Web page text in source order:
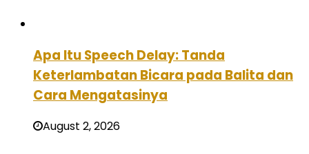
Apa Itu Speech Delay: Tanda
Keterlambatan Bicara pada Balita dan
Cara Mengatasinya
August 2, 2026